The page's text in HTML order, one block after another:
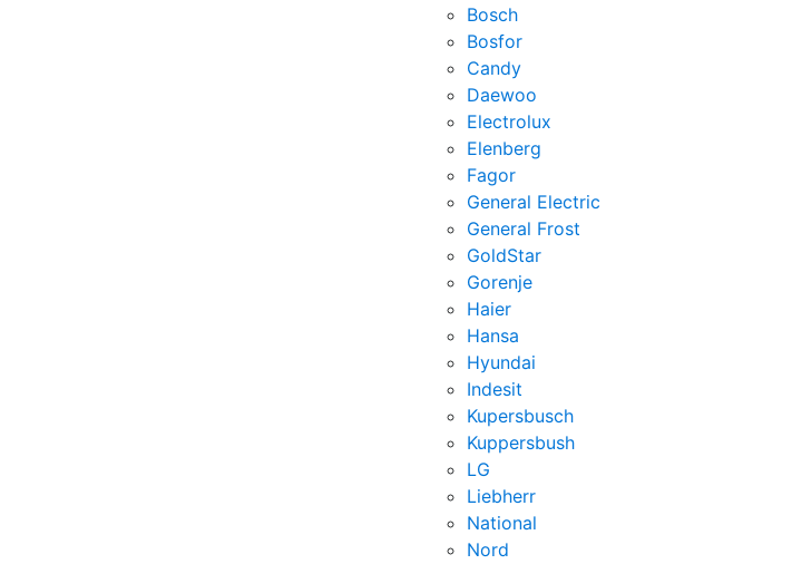
Bosch
Bosfor
Candy
Daewoo
Electrolux
Elenberg
Fagor
General Electric
General Frost
GoldStar
Gorenje
Haier
Hansa
Hyundai
Indesit
Kupersbusch
Kuppersbush
LG
Liebherr
National
Nord